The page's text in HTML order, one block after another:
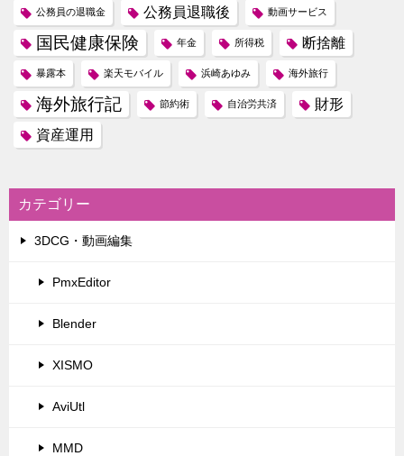
公務員の退職金 公務員退職後 動画サービス
国民健康保険 年金 所得税 断捨離
暴露本 楽天モバイル 浜崎あゆみ 海外旅行
海外旅行記 節約術 自治労共済
財形
資産運用
カテゴリー
3DCG・動画編集
PmxEditor
Blender
XISMO
AviUtl
MMD